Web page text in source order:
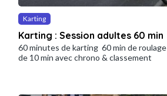
Karting
Karting : Session adultes 60 min
60 minutes de karting 60 min de
de 10 min avec chrono & classement